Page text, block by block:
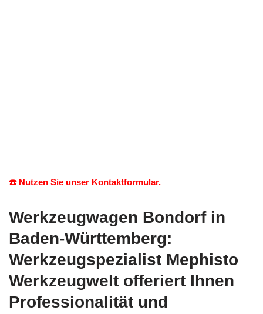
☎️ Nutzen Sie unser Kontaktformular.
Werkzeugwagen Bondorf in
Baden-Württemberg:
Werkzeugspezialist Mephisto
Werkzeugwelt offeriert Ihnen
Professionalität und